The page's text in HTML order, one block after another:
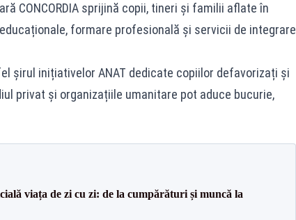
CONCORDIA sprijină copii, tineri și familii aflate în
formare profesională și servicii de integrare
șirul inițiativelor ANAT dedicate copiilor defavorizați și
privat și organizațiile umanitare pot aduce bucurie,
viața de zi cu zi: de la cumpărături și muncă la